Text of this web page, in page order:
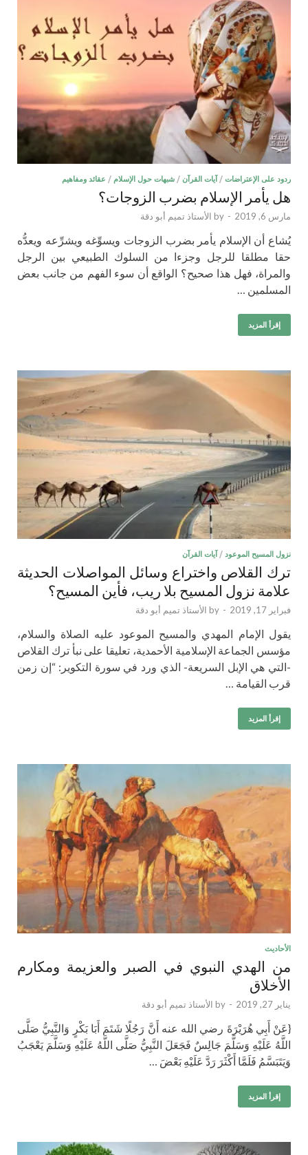
ردود على الإعتراضات / آيات القرآن / شبهات حول الإسلام / عقائد ومفاهيم
هل يأمر الإسلام بضرب الزوجات؟
مارس 6, 2019 -
by الأستاذ تميم أبو دقة
يُشاع أن الإسلام يأمر بضرب الزوجات ويسوِّغه ويشرِّعه ويعدُّه
حقا مطلقا للرجل وجزءا من السلوك الطبيعي بين الرجل
والمراة، فهل هذا صحيح؟ الواقع أن سوء الفهم من جانب بعض
المسلمين …
إقرأ المزيد
نزول المسيح الموعود / آيات القرآن
ترك القلاص واختراع وسائل المواصلات الحديثة
علامة نزول المسيح بلا ريب، فأين المسيح؟
فبراير 17, 2019 -
by الأستاذ تميم أبو دقة
يقول الإمام المهدي والمسيح الموعود عليه الصلاة والسلام،
مؤسس الجماعة الإسلامية الأحمدية، تعليقا على نبأ ترك القلاص
-التي هي الإبل السريعة- الذي ورد في سورة التكوير: “إن زمن
قرب القيامة …
إقرأ المزيد
الأحاديث
من الهدي النبوي في الصبر والعزيمة ومكارم
الأخلاق
يناير 27, 2019 -
by الأستاذ تميم أبو دقة
{عَنْ أَبِي هُرَيْرَةَ رضي الله عنه أَنَّ رَجُلًا شَتَمَ أَبَا بَكْرٍ وَالنَّبِيُّ صَلَّى
اللَّهُ عَلَيْهِ وَسَلَّمَ جَالِسٌ فَجَعَلَ النَّبِيُّ صَلَّى اللَّهُ عَلَيْهِ وَسَلَّمَ يَعْجَبُ
وَيَتَبَسَّمُ فَلَمَّا أَكْثَرَ رَدَّ عَلَيْهِ بَعْضَ …
إقرأ المزيد